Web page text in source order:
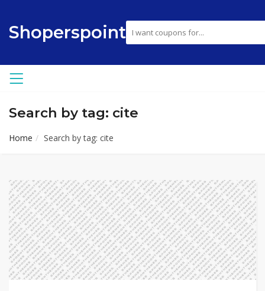
Shoperspoint
Search by tag: cite
Home Search by tag: cite